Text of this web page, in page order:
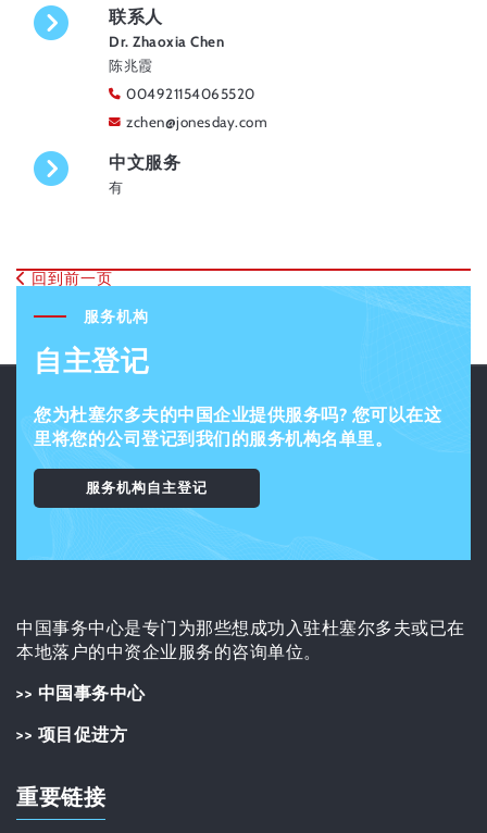
联系人
Dr. Zhaoxia Chen
陈兆霞
004921154065520
zchen@jonesday.com
中文服务
有
回到前一页
服务机构
自主登记
您为杜塞尔多夫的中国企业提供服务吗? 您可以在这
里将您的公司登记到我们的服务机构名单里。
服务机构自主登记
中国事务中心是专门为那些想成功入驻杜塞尔多夫或已在
本地落户的中资企业服务的咨询单位。
>> 中国事务中心
>> 项目促进方
重要链接